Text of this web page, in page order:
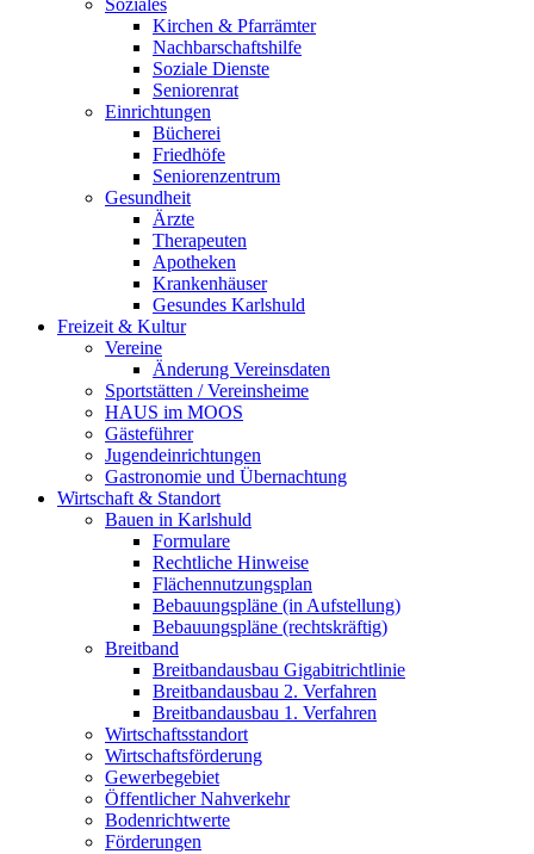
Soziales
Kirchen & Pfarrämter
Nachbarschaftshilfe
Soziale Dienste
Seniorenrat
Einrichtungen
Bücherei
Friedhöfe
Seniorenzentrum
Gesundheit
Ärzte
Therapeuten
Apotheken
Krankenhäuser
Gesundes Karlshuld
Freizeit & Kultur
Vereine
Änderung Vereinsdaten
Sportstätten / Vereinsheime
HAUS im MOOS
Gästeführer
Jugendeinrichtungen
Gastronomie und Übernachtung
Wirtschaft & Standort
Bauen in Karlshuld
Formulare
Rechtliche Hinweise
Flächennutzungsplan
Bebauungspläne (in Aufstellung)
Bebauungspläne (rechtskräftig)
Breitband
Breitbandausbau Gigabitrichtlinie
Breitbandausbau 2. Verfahren
Breitbandausbau 1. Verfahren
Wirtschaftsstandort
Wirtschaftsförderung
Gewerbegebiet
Öffentlicher Nahverkehr
Bodenrichtwerte
Förderungen